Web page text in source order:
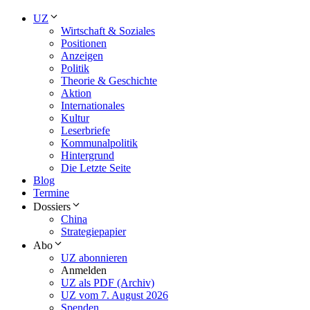
UZ
Wirtschaft & Soziales
Positionen
Anzeigen
Politik
Theorie & Geschichte
Aktion
Internationales
Kultur
Leserbriefe
Kommunalpolitik
Hintergrund
Die Letzte Seite
Blog
Termine
Dossiers
China
Strategiepapier
Abo
UZ abonnieren
Anmelden
UZ als PDF (Archiv)
UZ vom 7. August 2026